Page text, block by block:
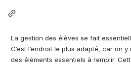
La gestion des élèves se fait
C’est l’endroit le plus adapté, car on
des éléments essentiels à remplir.